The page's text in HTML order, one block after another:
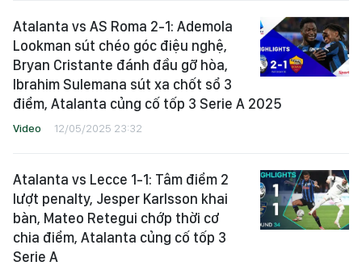
Atalanta vs AS Roma 2-1: Ademola
Lookman sút chéo góc điệu nghệ,
Bryan Cristante đánh đầu gỡ hòa,
Ibrahim Sulemana sút xa chốt sổ 3
điểm, Atalanta củng cố tốp 3 Serie A 2025
Video 12/05/2025 23:32
Atalanta vs Lecce 1-1: Tâm điểm 2
lượt penalty, Jesper Karlsson khai
bàn, Mateo Retegui chớp thời cơ
chia điểm, Atalanta củng cố tốp 3
Serie A